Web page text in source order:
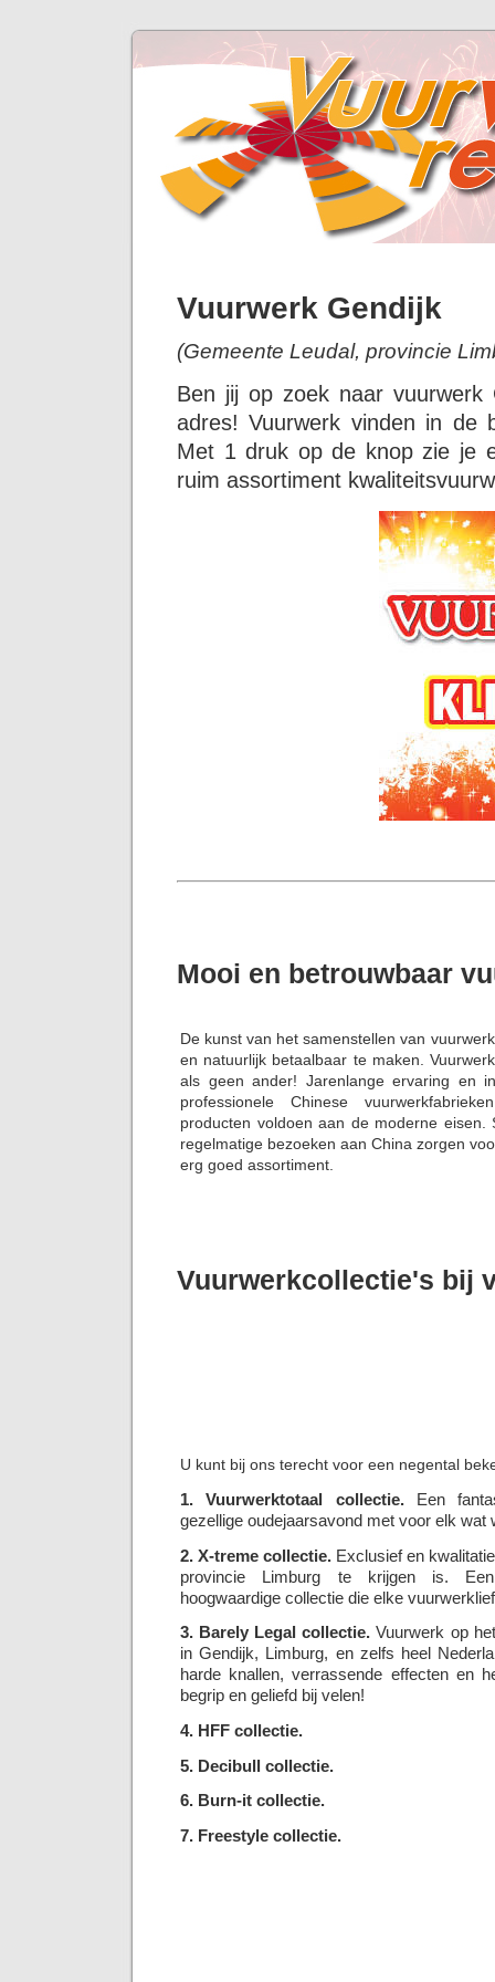
Vuurwerk Gendijk
(Gemeente Leudal, provincie
Ben jij op zoek naar
adres! Vuurwerk vinden in de
Met 1 druk op de knop zie je
ruim assortiment
Mooi en betrouwbaar
De kunst van het samenstellen van
en natuurlijk betaalbaar te maken.
als geen ander! Jarenlange ervaring en
professionele Chinese
producten voldoen aan de moderne eisen.
regelmatige bezoeken aan China zorgen
erg goed assortiment.
Vuurwerkcollectie's bij
U kunt bij ons terecht voor een negental
1. Vuurwerktotaal collectie.Een
gezellige oudejaarsavond met voor elk wat
2. X-treme collectie. Exclusief en
provincie Limburg te krijgen is.
hoogwaardige collectie die elke
3. Barely Legal collectie. Vuurwerk op
in Gendijk, Limburg, en zelfs heel
harde knallen, verrassende effecten en
begrip en geliefd bij velen!
4. HFF collectie.
5. Decibull collectie.
6. Burn-it collectie.
7. Freestyle collectie.